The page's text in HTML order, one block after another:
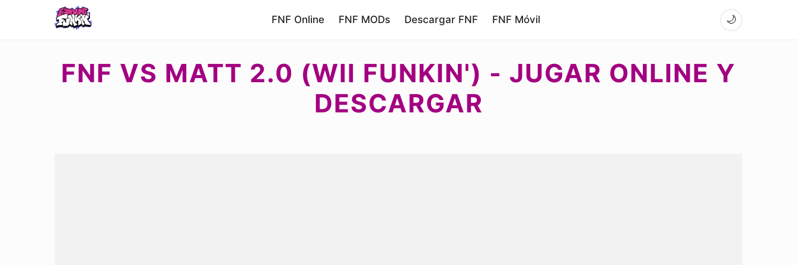
FNF Online FNF MODs Descargar FNF FNF Móvil 🌙
FNF VS MATT 2.0 (WII FUNKIN') - JUGAR ONLINE Y
DESCARGAR